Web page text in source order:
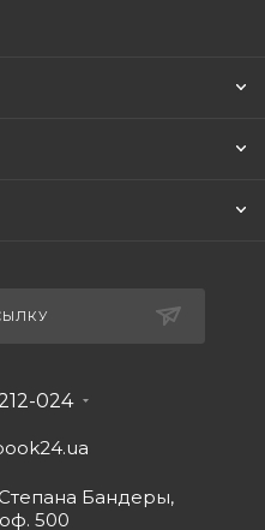
024
Бандеры,
500